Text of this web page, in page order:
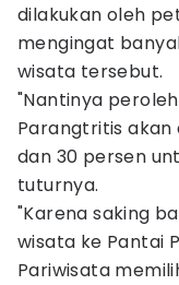
dilakukan oleh
mengingat
wisata tersebut.
"Nantinya
Parangtritis akan
dan 30 persen
tuturnya.
"Karena saking
wisata ke Pantai
Pariwisata